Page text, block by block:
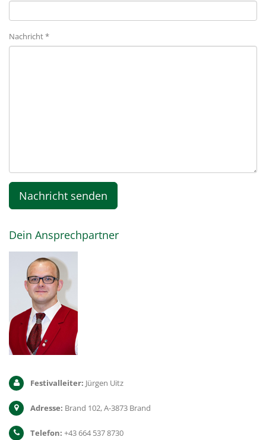
Nachricht *
Dein Ansprechpartner
Festivalleiter: Jürgen Uitz
Adresse: Brand 102, A-3873 Brand
Telefon: +43 664 537 8730